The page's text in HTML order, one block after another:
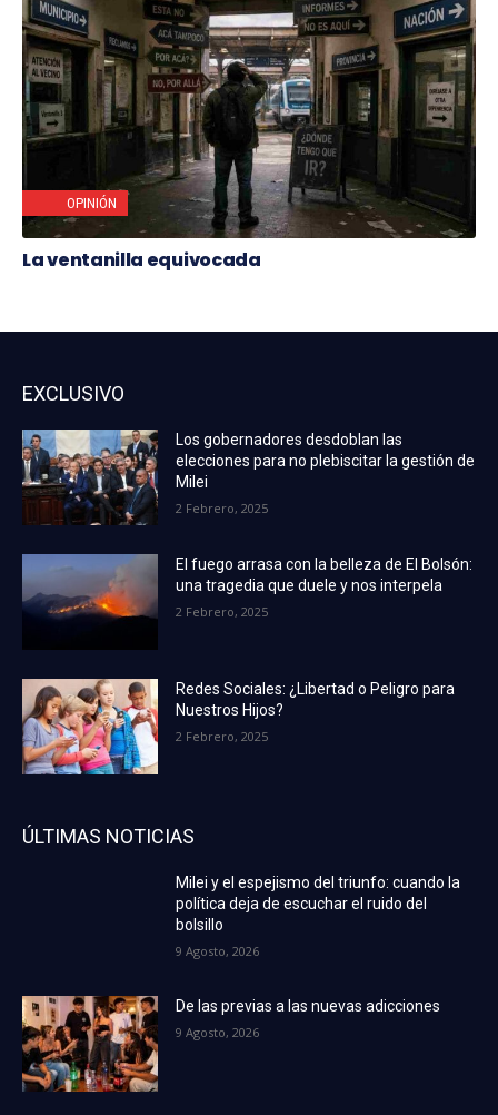
OPINIÓN
La ventanilla equivocada
EXCLUSIVO
Los gobernadores desdoblan las
elecciones para no plebiscitar la gestión de
Milei
2 Febrero, 2025
El fuego arrasa con la belleza de El Bolsón:
una tragedia que duele y nos interpela
2 Febrero, 2025
Redes Sociales: ¿Libertad o Peligro para
Nuestros Hijos?
2 Febrero, 2025
ÚLTIMAS NOTICIAS
Milei y el espejismo del triunfo: cuando la
política deja de escuchar el ruido del
bolsillo
9 Agosto, 2026
De las previas a las nuevas adicciones
9 Agosto, 2026